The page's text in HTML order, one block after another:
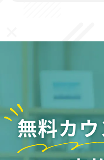
は、ITPさんにお世
これからIELTSを勉
持ってオススメでき
本当にありがとうご
無料カ